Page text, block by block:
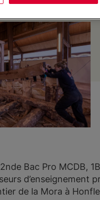
Bac Pro MCDB,
d’enseignement
de la Mora à